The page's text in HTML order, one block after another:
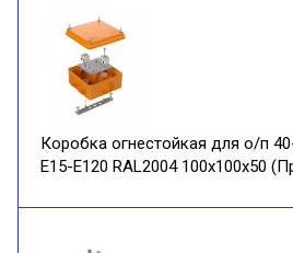
Коробка огнестойкая для о/п
Е15-Е120 RAL2004 100х100х50